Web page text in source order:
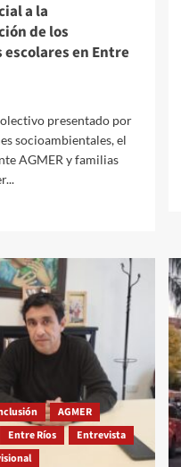
a la
de los
escolares en Entre
presentado por
socioambientales, el
AGMER y familias
AGMER
Entre Ríos
Entrevista